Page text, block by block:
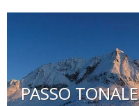
PASSO TONALE